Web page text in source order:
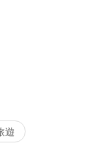
遊